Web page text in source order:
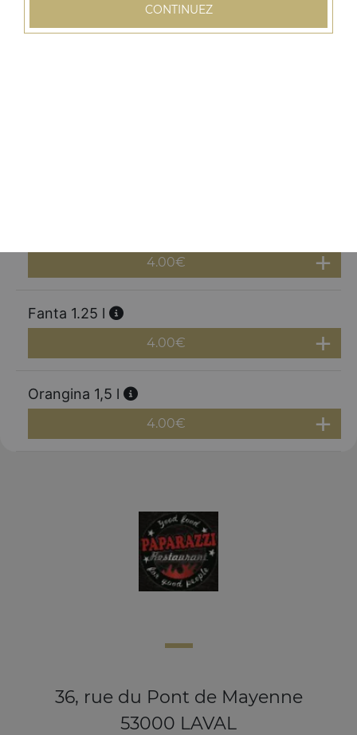
4.00€
Fanta 1.25 l
4.00€
Orangina 1,5 l
4.00€
36, rue du Pont de Mayenne
53000 LAVAL
CONTINUEZ